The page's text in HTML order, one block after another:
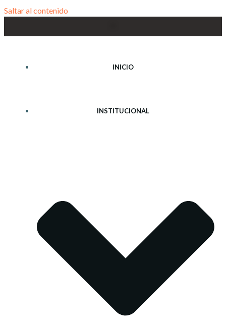
Saltar al contenido
INICIO
INSTITUCIONAL